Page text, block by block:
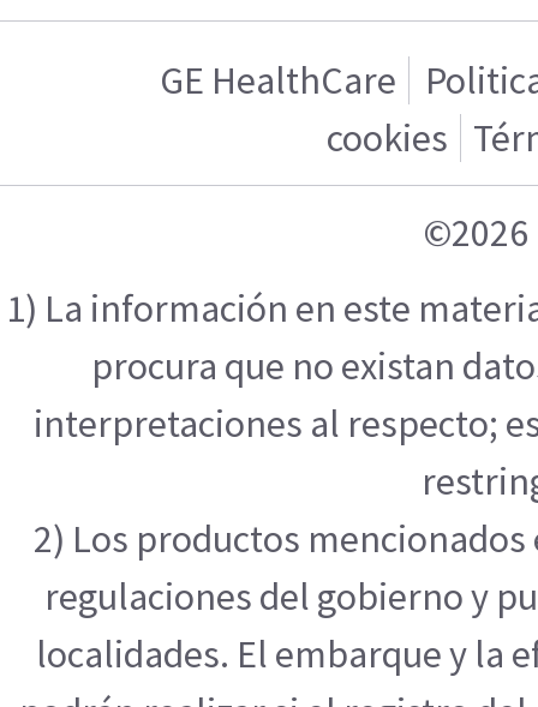
GE HealthCare
cookies
©2026
1) La información en este
procura que no existan
interpretaciones al respecto;
2) Los productos
regulaciones del gobierno y
localidades. El embarque y la